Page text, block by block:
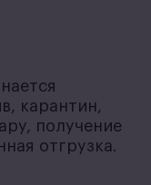
карантин,
получение
отгрузка.